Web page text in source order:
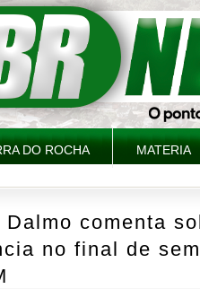
DO ROCHA MATERIA
Dalmo comenta
no final de